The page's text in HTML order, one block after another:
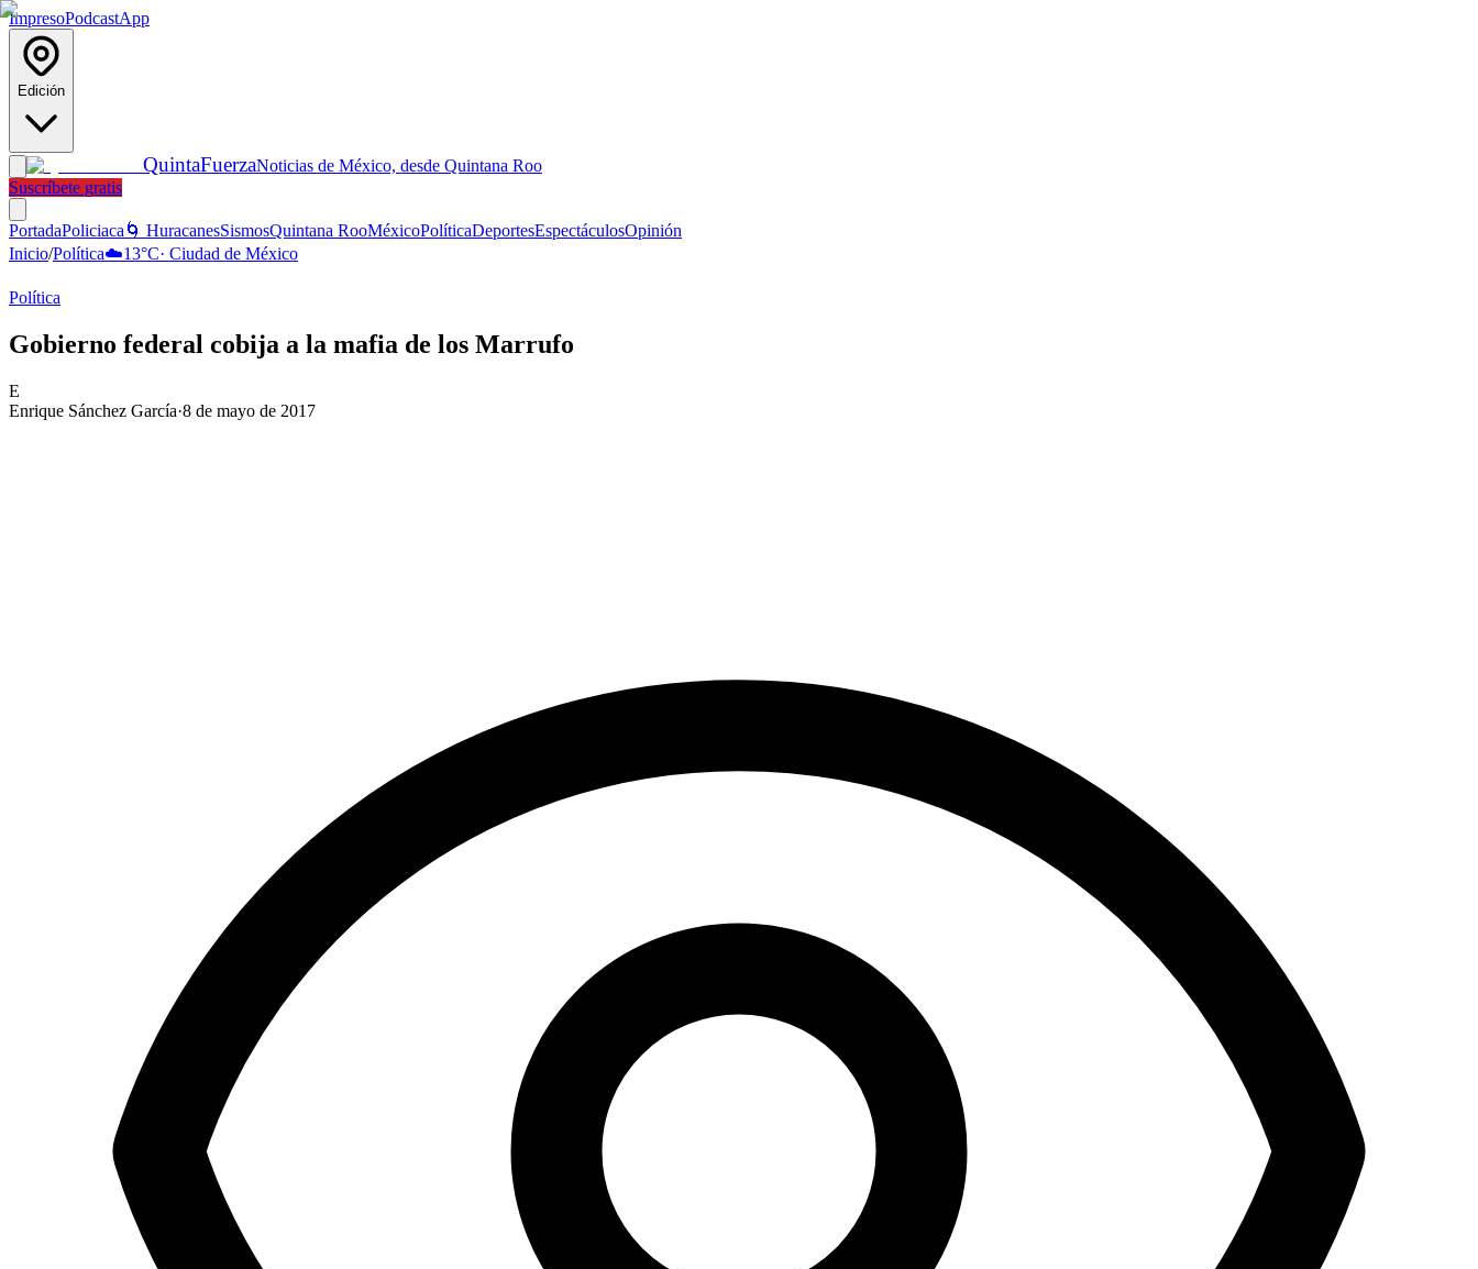
ImpresoPodcastApp
Edición
QuintaFuerzaNoticias de México, desde Quintana Roo
Suscríbete gratis
PortadaPoliciaca 🌀 HuracanesSismosQuintana RooMéxicoPolíticaDeportesEspectáculosOpinión
Inicio/Política☁️13°C· Ciudad de México
Política
Gobierno federal cobija a la mafia de los Marrufo
E
Enrique Sánchez García·8 de mayo de 2017